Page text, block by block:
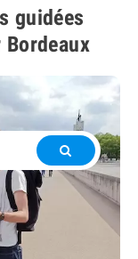
guidées